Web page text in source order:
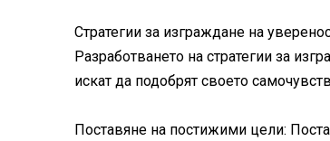
Стратегии за изграждане на
Разработването на стратегии за
искат да подобрят своето
Поставяне на постижими цели: